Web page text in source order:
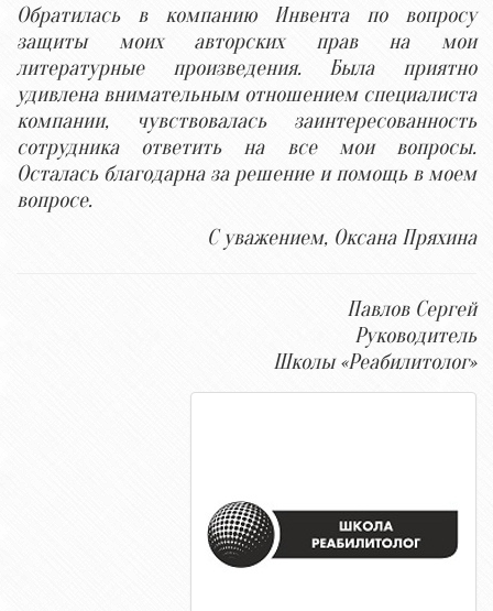
Обратилась в компанию Инвента по вопросу
защиты моих авторских прав на мои
литературные произведения. Была приятно
удивлена внимательным отношением специалиста
компании, чувствовалась заинтересованность
сотрудника ответить на все мои вопросы.
Осталась благодарна за решение и помощь в моем
вопросе.
С уважением, Оксана Пряхина
Павлов Сергей
Руководитель
Школы «Реабилитолог»